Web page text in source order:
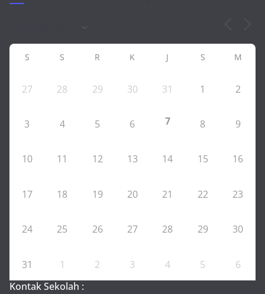
S S R K J S M
27 28 29 30 31 1 2
3 4 5 6 7 8 9
10 11 12 13 14 15 16
17 18 19 20 21 22 23
24 25 26 27 28 29 30
31 1 2 3 4 5
6
Kontak Sekolah :